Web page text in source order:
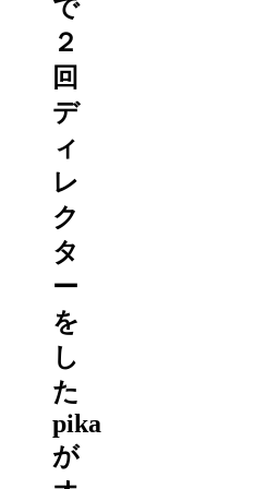
で
２
回
デ
ィ
レ
ク
タ
ー
を
し
た
pika
が